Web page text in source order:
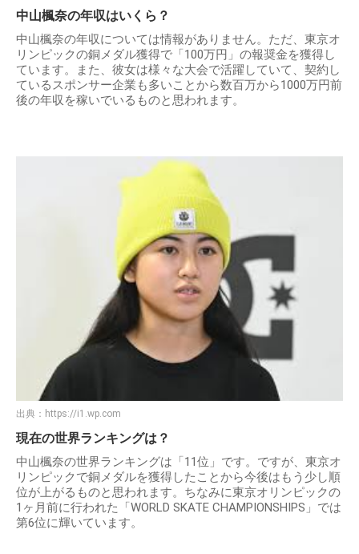
中山楓奈の年収はいくら？
中山楓奈の年収については情報がありません。ただ、東京オ
リンピックの銅メダル獲得で「100万円」の報奨金を獲得し
ています。また、彼女は様々な大会で活躍していて、契約し
ているスポンサー企業も多いことから数百万から1000万円前
後の年収を稼いでいるものと思われます。
出典： https://i1.wp.com
現在の世界ランキングは？
中山楓奈の世界ランキングは「11位」です。ですが、東京オ
リンピックで銅メダルを獲得したことから今後はもう少し順
位が上がるものと思われます。ちなみに東京オリンピックの
1ヶ月前に行われた「WORLD SKATE CHAMPIONSHIPS」では
第6位に輝いています。